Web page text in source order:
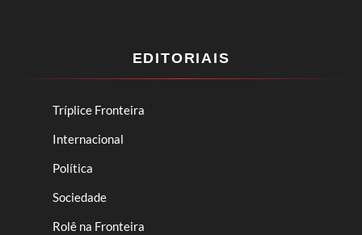
EDITORIAIS
Tríplice Fronteira
Internacional
Política
Sociedade
Rolê na Fronteira